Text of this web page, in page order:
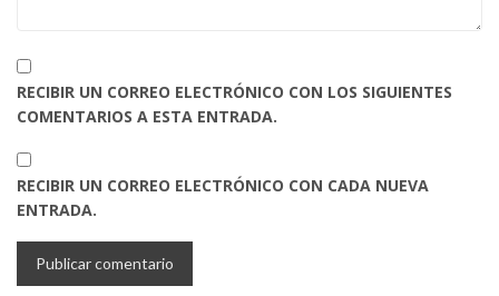
RECIBIR UN CORREO ELECTRÓNICO CON LOS SIGUIENTES
COMENTARIOS A ESTA ENTRADA.
RECIBIR UN CORREO ELECTRÓNICO CON CADA NUEVA
ENTRADA.